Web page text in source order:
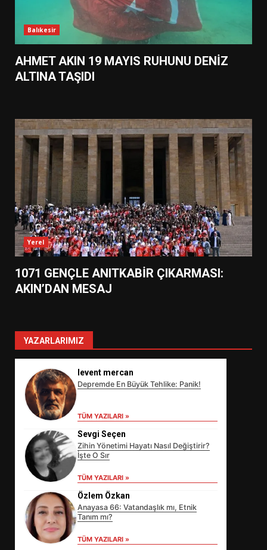
Balıkesir
AHMET AKIN 19 MAYIS RUHUNU DENİZ
ALTINA TAŞIDI
Yerel
1071 GENÇLE ANITKABİR ÇIKARMASI:
AKIN’DAN MESAJ
YAZARLARIMIZ
levent mercan
Depremde En Büyük Tehlike: Panik!
TÜM YAZILARI »
Sevgi Seçen
Zihin Yönetimi Hayatı Nasıl Değiştirir?
İşte O Sır
TÜM YAZILARI »
Özlem Özkan
Anayasa 66: Vatandaşlık mı, Etnik
Tanım mı?
TÜM YAZILARI »
SÜRDÜRÜLEBİLİRLİKTE NE